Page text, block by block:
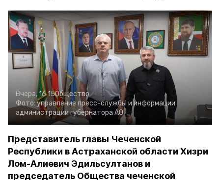
Вчера, 16:15Общество
Фото: управление пресс-службы и информации
администрации губернатора АО
Представитель главы Чеченской
Республики в Астраханской области Хизри
Лом-Алиевич Эдильсултанов и
председатель Общества чеченской